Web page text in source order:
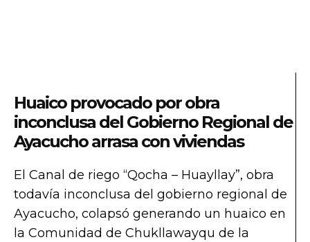
Huaico provocado por obra
inconclusa del Gobierno Regional de
Ayacucho arrasa con viviendas
El Canal de riego “Qocha – Huayllay”, obra
todavía inconclusa del gobierno regional de
Ayacucho, colapsó generando un huaico en
la Comunidad de Chukllawayqu de la